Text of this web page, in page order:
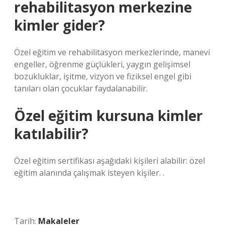
rehabilitasyon merkezine
kimler gider?
Özel eğitim ve rehabilitasyon merkezlerinde, manevi
engeller, öğrenme güçlükleri, yaygın gelişimsel
bozukluklar, işitme, vizyon ve fiziksel engel gibi
tanıları olan çocuklar faydalanabilir.
Özel eğitim kursuna kimler
katılabilir?
Özel eğitim sertifikası aşağıdaki kişileri alabilir: özel
eğitim alanında çalışmak isteyen kişiler. .
Tarih: Makaleler